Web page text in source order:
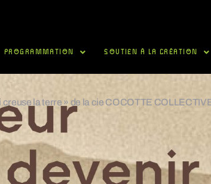
PROGRAMMATION SOUTIEN À LA CRÉATION
creuse la terre » de la cie COCOTTE